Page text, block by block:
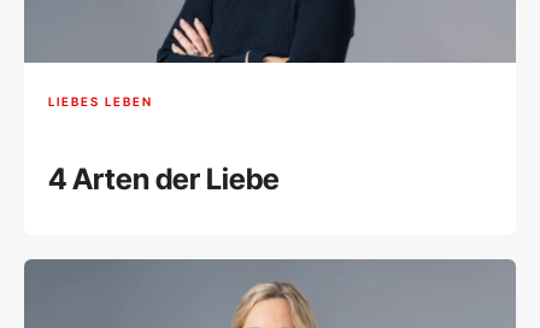
LIEBES LEBEN
4 Arten der Liebe